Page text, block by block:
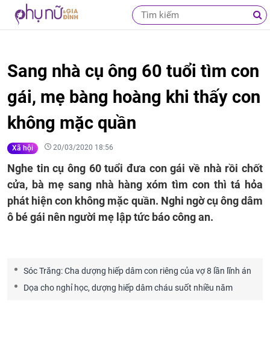
Sang nhà cụ ông 60 tuổi tìm con
gái, mẹ bàng hoàng khi thấy con
không mặc quần
Xã hội 20/03/2020 18:56
Nghe tin cụ ông 60 tuổi đưa con gái về nhà rồi chốt
cửa, bà mẹ sang nhà hàng xóm tìm con thì tá hỏa
phát hiện con không mặc quần. Nghi ngờ cụ ông dâm
ô bé gái nên người mẹ lập tức báo công an.
Sóc Trăng: Cha dượng hiếp dâm con riêng của vợ 8 lần lĩnh án
Dọa cho nghỉ học, dượng hiếp dâm cháu suốt nhiều năm